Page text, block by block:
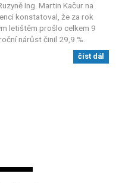
Ing. Martin Kačur na
konstatoval, že za rok
letištěm prošlo celkem 9
nárůst činil 29,9 %.
číst dál